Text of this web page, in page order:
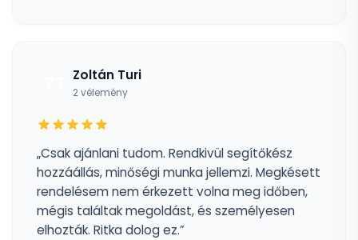
Zoltán Turi
2 vélemény
„Csak ajánlani tudom. Rendkivül segítőkész
hozzáállás, minőségi munka jellemzi. Megkésett
rendelésem nem érkezett volna meg időben,
mégis találtak megoldást, és személyesen
elhozták. Ritka dolog ez.”